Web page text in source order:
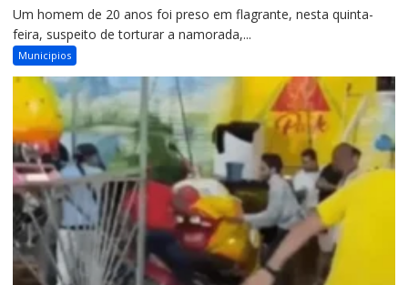
Um homem de 20 anos foi preso em flagrante, nesta quinta-
feira, suspeito de torturar a namorada,...
Municipios